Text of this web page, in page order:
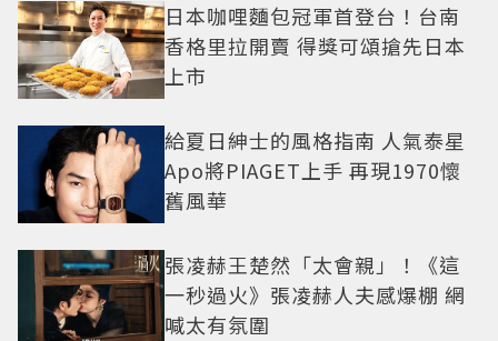
日本咖哩麵包冠軍首登台！台南
香格里拉開賣 得獎可頌搶先日本
上市
給夏日紳士的風格指南 人氣泰星
Apo將PIAGET上手 再現1970懷
舊風華
張凌赫王楚然「太會親」！《這
一秒過火》張凌赫人夫感爆棚 網
喊太有氛圍